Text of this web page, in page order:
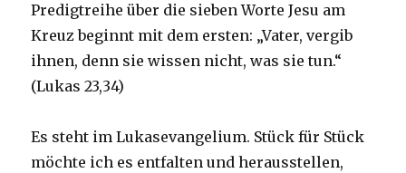
Predigtreihe über die sieben Worte Jesu am
Kreuz beginnt mit dem ersten: „Vater, vergib
ihnen, denn sie wissen nicht, was sie tun.“
(Lukas 23,34)
Es steht im Lukasevangelium. Stück für Stück
möchte ich es entfalten und herausstellen,